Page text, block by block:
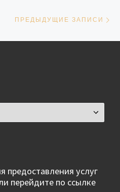
ПРЕДЫДУЩИЕ ЗАПИСИ
предоставления услуг
перейдите по ссылке